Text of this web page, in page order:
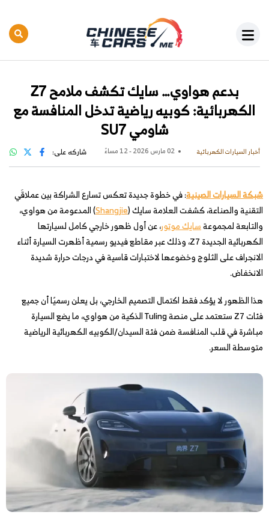
بدعم هواوي… سايك تكشف ملامح Z7
الكهربائية: كوبيه رياضية تدخل المنافسة مع
شاومي SU7
أخبار السيارات الكهربائية 02 مارس 2026 - 12 مساءً شاركه على:
شبكة السيارات الصينية: في خطوة جديدة تعكس تسارع الشراكة بين عملاقَي
التقنية والصناعة، كشفت العلامة سايك (Shangjie) المدعومة من هواوي،
والتابعة لمجموعةسايك موتور، عن أول ظهور خارجي كامل لسيارتها
الكهربائية الجديدة Z7، وذلك عبر مقاطع فيديو رسمية أظهرت السيارة أثناء
الانجراف على الثلوج وخضوعها لاختبارات قاسية في درجات حرارة شديدة
الانخفاض.
هذا الظهور لا يؤكد فقط اكتمال التصميم الخارجي، بل يعلن رسميًا أن جميع
فئات Z7 ستعتمد على منصة Tuling الذكية من هواوي، ما يضع السيارة
مباشرة في قلب المنافسة ضمن فئة السيدان/الكوبيه الكهربائية الرياضية
متوسطة السعر.